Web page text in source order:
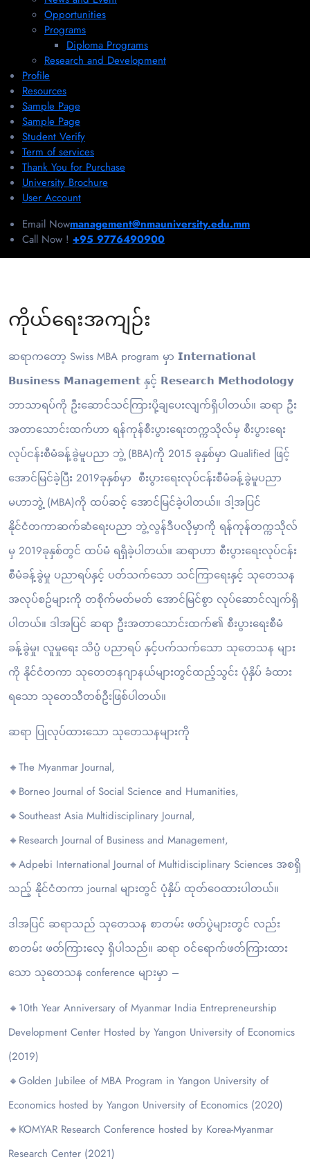
Opportunities
Programs
Diploma Programs
Research and Development
Profile
Resources
Sample Page
Sample Page
Student Verify
Term of services
Thank You for Purchase
University Brochure
User Account
Email Nowmanagement@nmauniversity.edu.mm
Call Now ! +95 9776490900
ကိုယ်ရေးအကျဉ်း
ဆရာကတော့ Swiss MBA program မှာ 𝗜𝗻𝘁𝗲𝗿𝗻𝗮𝘁𝗶𝗼𝗻𝗮𝗹
𝗕𝘂𝘀𝗶𝗻𝗲𝘀𝘀 𝗠𝗮𝗻𝗮𝗴𝗲𝗺𝗲𝗻𝘁 နှင့် 𝗥𝗲𝘀𝗲𝗮𝗿𝗰𝗵 𝗠𝗲𝘁𝗵𝗼𝗱𝗼𝗹𝗼𝗴𝘆
ဘာသာရပ်ကို ဦးဆောင်သင်ကြားပို့ချပေးလျက်ရှိပါတယ်။ ဆရာ ဦး
အတာသောင်းထက်ဟာ ရန်ကုန်စီးပွားရေးတက္ကသိုလ်မှ စီးပွားရေး
လုပ်ငန်းစီမံခန့်ခွဲမူပညာ ဘွဲ့ (BBA)ကို 2015 ခုနှစ်မှာ Qualified ဖြင့်
အောင်မြင်ခဲ့ပြီး 2019ခုနှစ်မှာ စီးပွားရေးလုပ်ငန်းစီမံခန့်ခွဲမူပညာ
မဟာဘွဲ့ (MBA)ကို ထပ်ဆင့် အောင်မြင်ခဲ့ပါတယ်။ ဒါ့အပြင်
နိုင်ငံတကာဆက်ဆံရေးပညာ ဘွဲ့လွန်ဒီပလိုမှာကို ရန်ကုန်တက္ကသိုလ်
မှ 2019ခုနှစ်တွင် ထပ်မံ ရရှိခဲ့ပါတယ်။ ဆရာဟာ စီးပွားရေးလုပ်ငန်း
စီမံခန့်ခွဲမှု ပညာရပ်နှင့် ပတ်သက်သော သင်ကြာရေးနှင့် သုတေသန
အလုပ်စဥ်များကို တစိုက်မတ်မတ် ‌‌အောင်မြင်စွာ လုပ်ဆောင်လျက်ရှိ
ပါတယ်။ ဒါအပြင် ဆရာ ဦးအတာ‌သောင်းထက်၏ စီးပွားရေးစီမံ
ခန့်ခွဲမှု၊ လူမှုရေး သိပ္ပံ ပညာရပ် နှင့်ပက်သက်သော သုတေသန များ
ကို နိုင်ငံတကာ သုတေတနဂျာနယ်များတွင်ထည့်သွင်း ပုံနှိပ် ခံထား
ရသော သုတေသီတစ်ဦးဖြစ်ပါတယ်။
ဆရာ ပြုလုပ်ထားသော သုတေသနများကို
🔸The Myanmar Journal,
🔸Borneo Journal of Social Science and Humanities,
🔸Southeast Asia Multidisciplinary Journal,
🔸Research Journal of Business and Management,
🔸Adpebi International Journal of Multidisciplinary Sciences အစရှိ
သည့် နိုင်ငံတကာ journal များတွင် ပုံနှိပ် ထုတ်ဝေထားပါတယ်။
ဒါအပြင် ဆရာသည် သုတေသန စာတမ်း ဖတ်ပွဲများတွင် လည်း
စာတမ်း ဖတ်ကြားလေ့ ရှိပါသည်။ ဆရာ ဝင်ရောက်ဖတ်ကြားထား
သော သုတေသန conference များမှာ –
🔸10th Year Anniversary of Myanmar India Entrepreneurship
Development Center Hosted by Yangon University of Economics
(2019)
🔸Golden Jubilee of MBA Program in Yangon University of
Economics hosted by Yangon University of Economics (2020)
🔸KOMYAR Research Conference hosted by Korea-Myanmar
Research Center (2021)